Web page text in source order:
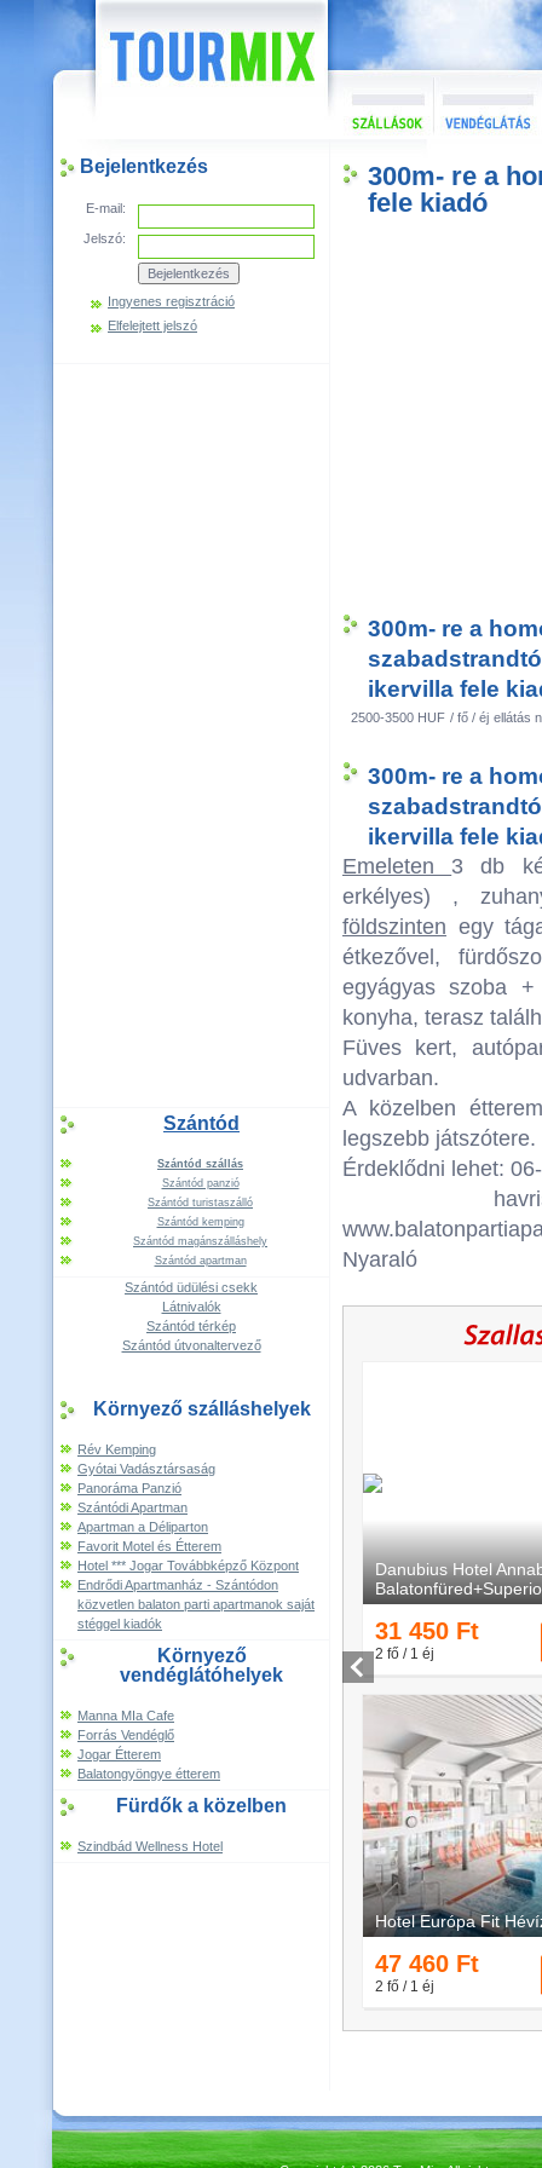
Bejelentkezés
E-mail:
Jelszó:
Ingyenes regisztráció
Elfelejtett jelszó
Szántód
Szántód szállás
Szántód panzió
Szántód turistaszálló
Szántód kemping
Szántód magánszálláshely
Szántód apartman
Szántód üdülési csekk
Látnivalók
Szántód térkép
Szántód útvonaltervező
Környező szálláshelyek
Rév Kemping
Gyótai Vadásztársaság
Panoráma Panzió
Szántódi Apartman
Apartman a Déliparton
Favorit Motel és Étterem
Hotel *** Jogar Továbbképző Központ
Endrődi Apartmanház - Szántódon
közvetlen balaton parti apartmanok saját
stéggel kiadók
Környező
vendéglátóhelyek
Manna MIa Cafe
Forrás Vendéglő
Jogar Étterem
Balatongyöngye étterem
Fürdők a közelben
Szindbád Wellness Hotel
300m- re a
fele kiadó
300m- re a
ikervilla fele
2500-3500 HUF / fő / éj ellátás
300m- re a
ikervilla fele
Emeleten 3 db
erkélyes) ,
földszinten egy
étkezővel,
egyágyas szoba
konyha, terasz
Füves kert,
udvarban.
A közelben
legszebb játszótere.
Érdeklődni lehet:
Nyaraló